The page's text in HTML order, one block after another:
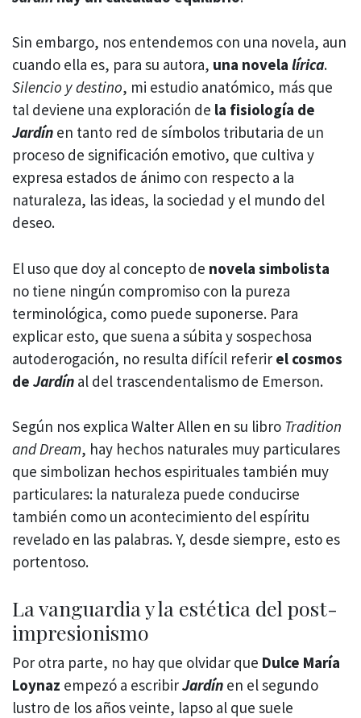
Sin embargo, nos entendemos con una novela, aun
cuando ella es, para su autora, una novela lírica.
Silencio y destino, mi estudio anatómico, más que
tal deviene una exploración de la fisiología de
Jardín en tanto red de símbolos tributaria de un
proceso de significación emotivo, que cultiva y
expresa estados de ánimo con respecto a la
naturaleza, las ideas, la sociedad y el mundo del
deseo.
El uso que doy al concepto de novela simbolista
no tiene ningún compromiso con la pureza
terminológica, como puede suponerse. Para
explicar esto, que suena a súbita y sospechosa
autoderogación, no resulta difícil referir el cosmos
de Jardín al del trascendentalismo de Emerson.
Según nos explica Walter Allen en su libro Tradition
and Dream, hay hechos naturales muy particulares
que simbolizan hechos espirituales también muy
particulares: la naturaleza puede conducirse
también como un acontecimiento del espíritu
revelado en las palabras. Y, desde siempre, esto es
portentoso.
La vanguardia y la estética del post-
impresionismo
Por otra parte, no hay que olvidar que Dulce María
Loynaz empezó a escribirJardín en el segundo
lustro de los años veinte, lapso al que suele